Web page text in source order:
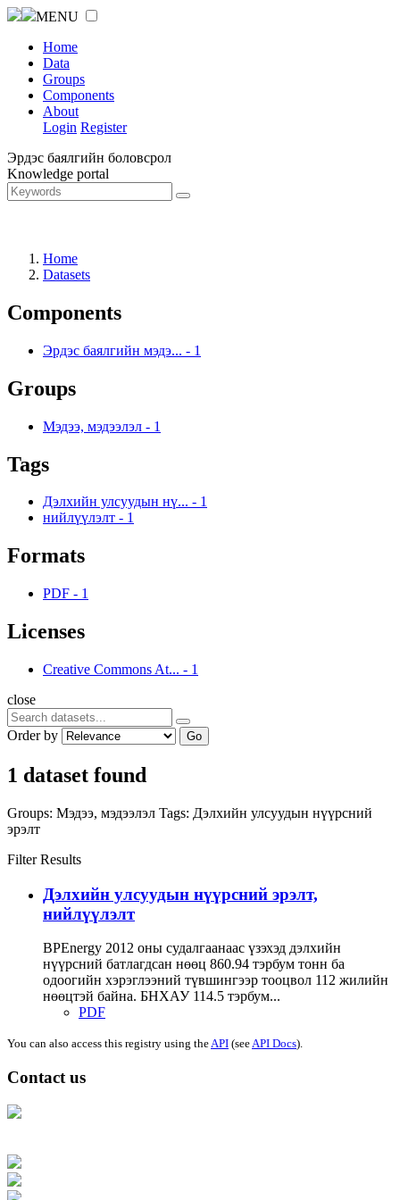
MENU
Home
Data
Groups
Components
About
Login Register
Эрдэс баялгийн боловсрол
Knowledge portal
Home
Datasets
Components
Эрдэс баялгийн мэдэ... - 1
Groups
Мэдээ, мэдээлэл - 1
Tags
Дэлхийн улсуудын нү... - 1
нийлүүлэлт - 1
Formats
PDF - 1
Licenses
Creative Commons At... - 1
close
Order by Go
1 dataset found
Groups: Мэдээ, мэдээлэл Tags: Дэлхийн улсуудын нүүрсний
эрэлт
Filter Results
Дэлхийн улсуудын нүүрсний эрэлт,
нийлүүлэлт
ВРEnergy 2012 оны судалгаанаас үзэхэд дэлхийн
нүүрсний батлагдсан нөөц 860.94 тэрбум тонн ба
одоогийн хэрэглээний түвшингээр тооцвол 112 жилийн
нөөцтэй байна. БНХАУ 114.5 тэрбум...
PDF
You can also access this registry using theAPI (seeAPI Docs).
Contact us